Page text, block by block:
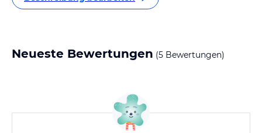
Neueste Bewertungen (5 Bewertungen)